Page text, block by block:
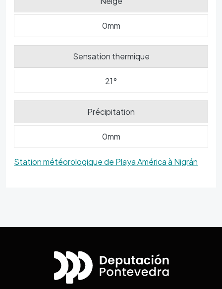
0mm
Sensation thermique
21°
Précipitation
0mm
Station météorologique de Playa América à Nigrán